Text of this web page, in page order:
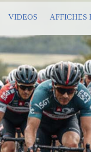
VIDEOS AFFICHES